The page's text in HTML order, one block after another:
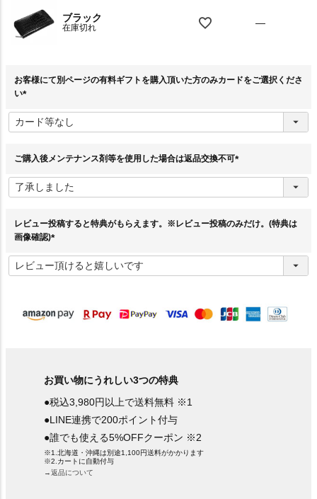
ブラック
在庫切れ —
お客様にて別ページの有料ギフトを購入頂いた方のみカードをご選択くださ
い
必
須
ご購入後メンテナンス剤等を使用した場合は返品交換不可
須
レビュー投稿すると特典がもらえます。※レビュー投稿のみだけ。(特典は
画像確認)
必
須
お買い物にうれしい3つの特典
●税込3,980円以上で送料無料 ※1
●LINE連携で200ポイント付与
●誰でも使える5%OFFクーポン ※2
※1.北海道・沖縄は別途1,100円送料がかかります
※2.カートに自動付与
→返品について